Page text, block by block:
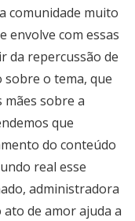
comunidade muito
envolve com essas
da repercussão de
o tema, que
sobre a
que
do conteúdo
real esse
administradora
de amor ajuda a